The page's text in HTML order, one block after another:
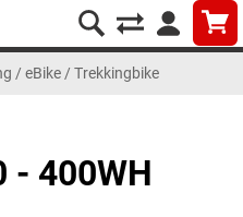
/ eBike / Trekkingbike
- 400WH